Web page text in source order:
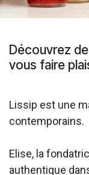
Découvrez
vous faire
Lissip est une
contemporains.
Elise, la
authentique